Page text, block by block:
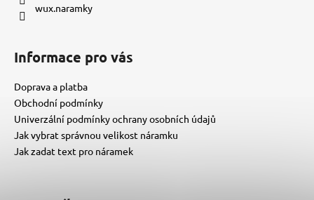
wux.naramky
Informace pro vás
Doprava a platba
Obchodní podmínky
Univerzální podmínky ochrany osobních údajů
Jak vybrat správnou velikost náramku
Jak zadat text pro náramek